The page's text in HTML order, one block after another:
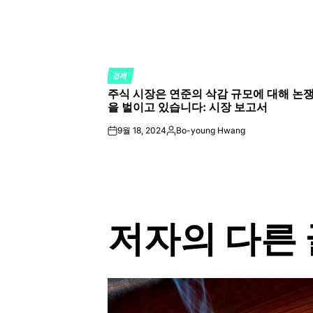
POSTED
IN
경제
주식 시장은 연준의 삭감 규모에 대해 논
을 벌이고 있습니다: 시장 보고서
on9월 18, 2024Posted
Bo-young Hwang
저자의 다른